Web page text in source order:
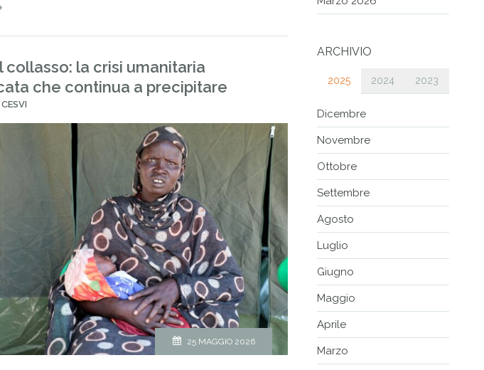
collasso: la crisi umanitaria
che continua a precipitare
CESVI
25 MAGGIO 2026
ARCHIVIO
2025 2024 2023
Dicembre
Novembre
Ottobre
Settembre
Agosto
Luglio
Giugno
Maggio
Aprile
Marzo